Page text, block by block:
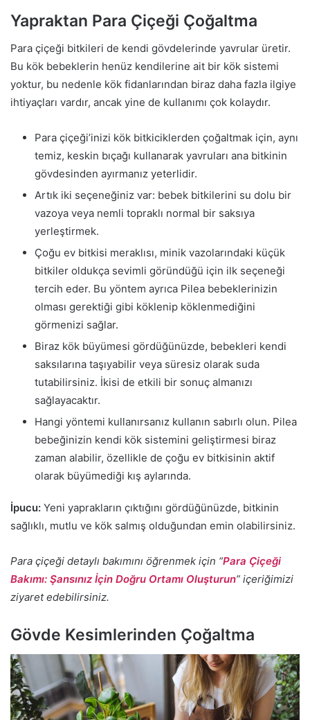
Yapraktan Para Çiçeği Çoğaltma
Para çiçeği bitkileri de kendi gövdelerinde yavrular üretir.
Bu kök bebeklerin henüz kendilerine ait bir kök sistemi
yoktur, bu nedenle kök fidanlarından biraz daha fazla ilgiye
ihtiyaçları vardır, ancak yine de kullanımı çok kolaydır.
Para çiçeği’inizi kök bitkiciklerden çoğaltmak için, aynı
temiz, keskin bıçağı kullanarak yavruları ana bitkinin
gövdesinden ayırmanız yeterlidir.
Artık iki seçeneğiniz var: bebek bitkilerini su dolu bir
vazoya veya nemli topraklı normal bir saksıya
yerleştirmek.
Çoğu ev bitkisi meraklısı, minik vazolarındaki küçük
bitkiler oldukça sevimli göründüğü için ilk seçeneği
tercih eder. Bu yöntem ayrıca Pilea bebeklerinizin
olması gerektiği gibi köklenip köklenmediğini
görmenizi sağlar.
Biraz kök büyümesi gördüğünüzde, bebekleri kendi
saksılarına taşıyabilir veya süresiz olarak suda
tutabilirsiniz. İkisi de etkili bir sonuç almanızı
sağlayacaktır.
Hangi yöntemi kullanırsanız kullanın sabırlı olun. Pilea
bebeğinizin kendi kök sistemini geliştirmesi biraz
zaman alabilir, özellikle de çoğu ev bitkisinin aktif
olarak büyümediği kış aylarında.
İpucu: Yeni yaprakların çıktığını gördüğünüzde, bitkinin
sağlıklı, mutlu ve kök salmış olduğundan emin olabilirsiniz.
Para çiçeği detaylı bakımını öğrenmek için “Para Çiçeği
Bakımı: Şansınız İçin Doğru Ortamı Oluşturun” içeriğimizi
ziyaret edebilirsiniz.
Gövde Kesimlerinden Çoğaltma